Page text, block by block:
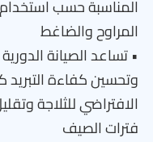
المناسبة حسب
المراوح والضاغط
• تساعد الصيانة
وتحسين كفاءة
الافتراضي للثلاجة
فترات الصيف